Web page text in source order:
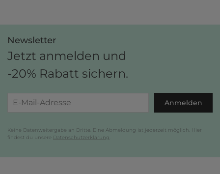
Newsletter
Jetzt anmelden und
-20% Rabatt sichern.
Anmelden
Keine Datenweitergabe an Dritte. Eine Abmeldung ist jederzeit möglich. Hier
findest du unsere Datenschutzerklärung